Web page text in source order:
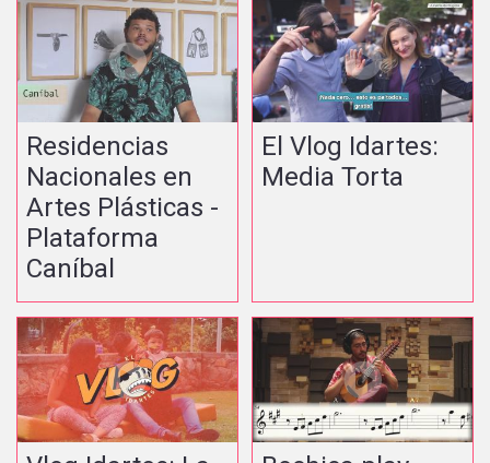
Residencias
Nacionales en
Artes Plásticas -
Plataforma
Caníbal
El Vlog Idartes:
Media Torta